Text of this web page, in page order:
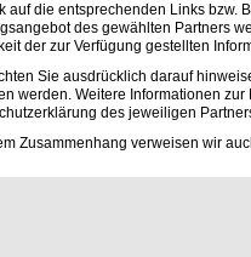
auf die entsprechenden Links bzw.
des gewählten Partners
der zur Verfügung gestellten
Sie ausdrücklich darauf
werden. Weitere Informationen
des jeweiligen
Zusammenhang verweisen wir